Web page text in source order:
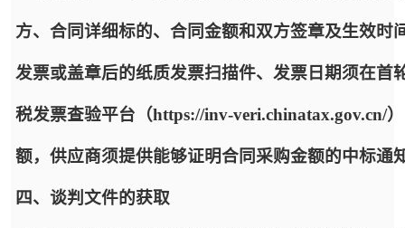
方、合同详细标的、合同金额和双方签章及生效
发票或盖章后的纸质发票扫描件、发票日期须在
税发票查验平台（https://inv-veri.chinatax.gov.cn/
额，供应商须提供能够证明合同采购金额的中标通
四、谈判文件的获取